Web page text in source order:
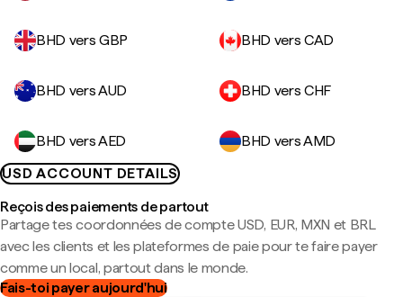
BHD vers GBP BHD vers CAD
BHD vers AUD BHD vers CHF
BHD vers AED
BHD vers AMD
USD ACCOUNT DETAILS
Reçois des paiements de partout
Partage tes coordonnées de compte USD, EUR, MXN et BRL
avec les clients et les plateformes de paie pour te faire payer
comme un local, partout dans le monde.
Fais-toi payer aujourd'hui